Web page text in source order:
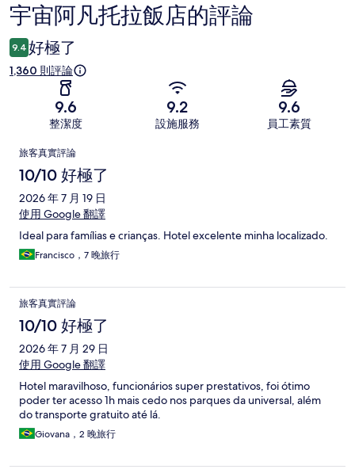
評
論
宇宙阿凡托拉飯店的評論
9.4 好極了
1,360 則評論
9.6
整潔度
9.2
設施服務
9.6
員工素質
評
論
旅客真實評論
10/10 好極了
2026 年 7 月 19 日
使用 Google 翻譯
Ideal para famílias e crianças. Hotel excelente minha localizado.
Francisco，7 晚旅行
旅客真實評論
10/10 好極了
2026 年 7 月 29 日
使用 Google 翻譯
Hotel maravilhoso, funcionários super prestativos, foi ótimo
poder ter acesso 1h mais cedo nos parques da universal, além
do transporte gratuito até lá.
Giovana，2 晚旅行